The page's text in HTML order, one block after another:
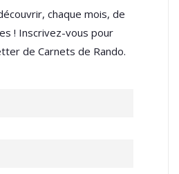
chaque mois, de
! Inscrivez-vous pour
de Carnets de Rando.